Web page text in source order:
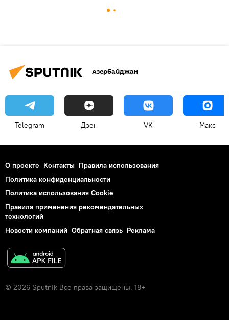
Азербайджан
Telegram Дзен VK Макс
О проекте Контакты Правила использования
Политика конфиденциальности
Политика использования Cookie
Правила применения рекомендательных
технологий
Новости компаний Обратная связь Реклама
© 2026 Sputnik Все права защищены. 18+